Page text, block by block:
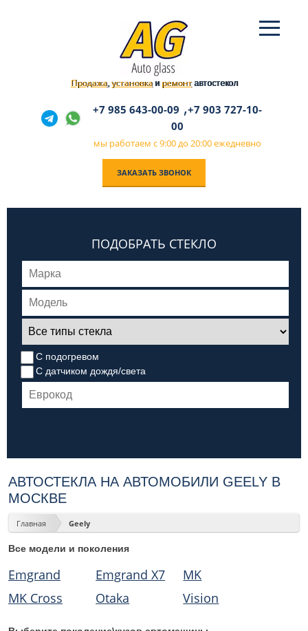
Продажа,установкаи ремонтавтостекол
+7 985 643-00-09 ,+7 903 727-10-
00
мы работаем с 9:00 до 20:00 ежедневно
ЗАКАЗАТЬ ЗВОНОК
ПОДОБРАТЬ СТЕКЛО
С подогревом
С датчиком дождя/света
АВТОСТЕКЛА НА АВТОМОБИЛИ GEELY В
МОСКВЕ
Главная Geely
Все модели и поколения
Emgrand Emgrand X7
MK
MK Cross
Otaka Vision